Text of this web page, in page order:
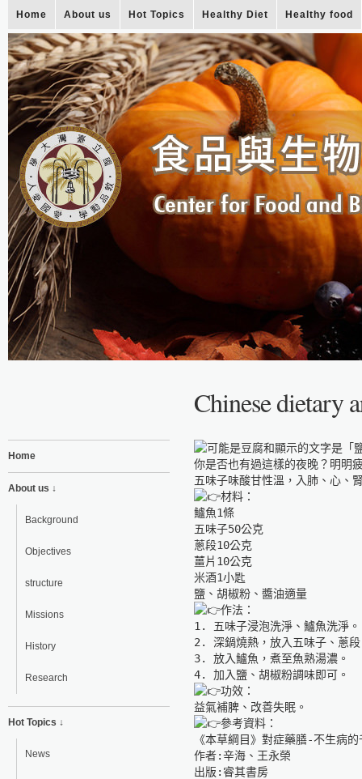
Home About us Hot Topics Healthy Diet Healthy food
Chinese dietary
Home
About us ↓
Background
Objectives
structure
Missions
History
Research
Hot Topics ↓
News
你是否也有過這樣的夜晚？明明
材料：
鱸魚1條
五味子50公克
蔥段10公克
薑片10公克
米酒1小匙
作法：
1. 五味子浸泡洗淨、鱸魚洗淨。
2. 深鍋燒熱，放入五味子、蔥
3. 放入鱸魚，煮至魚熟湯濃。
功效：
參考資料：
《本草綱目》對症藥膳-不生病
作者:辛海、王永榮
出版:睿其書房